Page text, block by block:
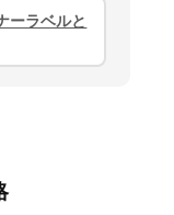
ーラベルと